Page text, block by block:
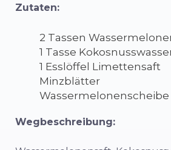
Zutaten:
2 Tassen
1 Tasse
1 Esslöffel Limettensaft
Minzblätter
Wegbeschreibung: